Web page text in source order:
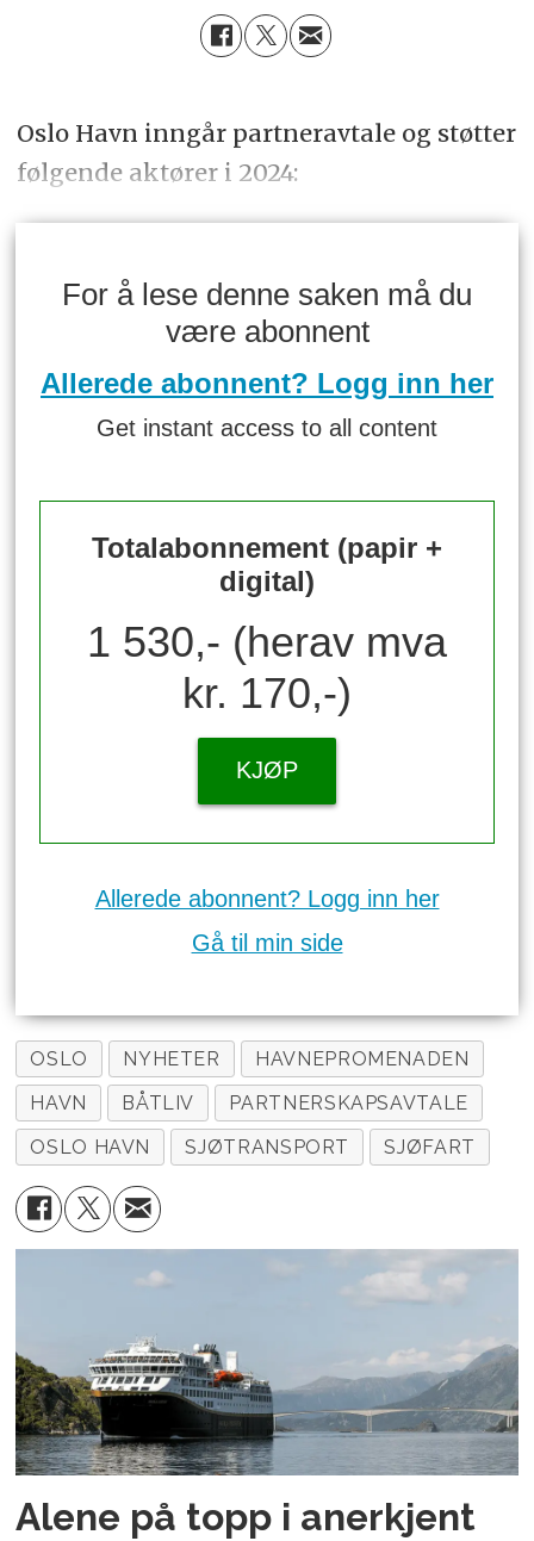
Oslo Havn inngår partneravtale og støtter
følgende aktører i 2024:
For å lese denne saken må du
være abonnent
Allerede abonnent? Logg inn her
Get instant access to all content
Totalabonnement (papir +
digital)
1 530,- (herav mva
kr. 170,-)
KJØP
Allerede abonnent? Logg inn her
Gå til min side
OSLO NYHETER
HAVNEPROMENADEN
HAVN
BÅTLIV
PARTNERSKAPSAVTALE
OSLO HAVN
SJØTRANSPORT SJØFART
Alene på topp i anerkjent